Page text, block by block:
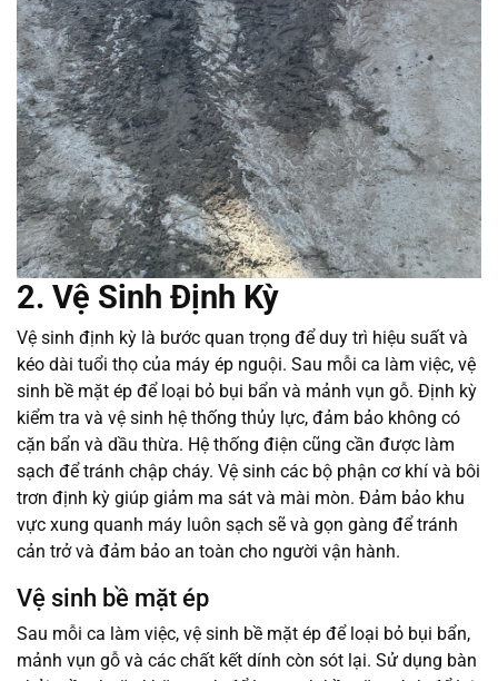
2. Vệ Sinh Định Kỳ
Vệ sinh định kỳ là bước quan trọng để duy trì hiệu suất và
kéo dài tuổi thọ của máy ép nguội. Sau mỗi ca làm việc, vệ
sinh bề mặt ép để loại bỏ bụi bẩn và mảnh vụn gỗ. Định kỳ
kiểm tra và vệ sinh hệ thống thủy lực, đảm bảo không có
cặn bẩn và dầu thừa. Hệ thống điện cũng cần được làm
sạch để tránh chập cháy. Vệ sinh các bộ phận cơ khí và bôi
trơn định kỳ giúp giảm ma sát và mài mòn. Đảm bảo khu
vực xung quanh máy luôn sạch sẽ và gọn gàng để tránh
cản trở và đảm bảo an toàn cho người vận hành.
Vệ sinh bề mặt ép
Sau mỗi ca làm việc, vệ sinh bề mặt ép để loại bỏ bụi bẩn,
mảnh vụn gỗ và các chất kết dính còn sót lại. Sử dụng bàn